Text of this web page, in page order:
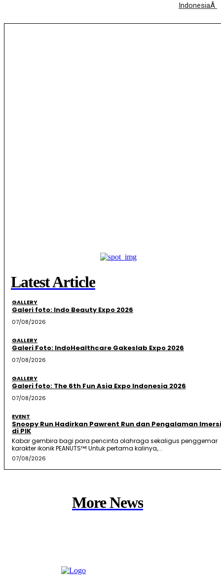
IndonesiaÂ
Latest Article
GALLERY
Galeri foto: Indo Beauty Expo 2026
07/08/2026
GALLERY
Galeri Foto: IndoHealthcare Gakeslab Expo 2026
07/08/2026
GALLERY
Galeri foto: The 6th Fun Asia Expo Indonesia 2026
07/08/2026
EVENT
Snoopy Run Hadirkan Pawrent Run dan Pengalaman
di PIK
Kabar gembira bagi para pencinta olahraga sekaligus penggemar
karakter ikonik PEANUTS™! Untuk pertama kalinya,...
07/08/2026
More News